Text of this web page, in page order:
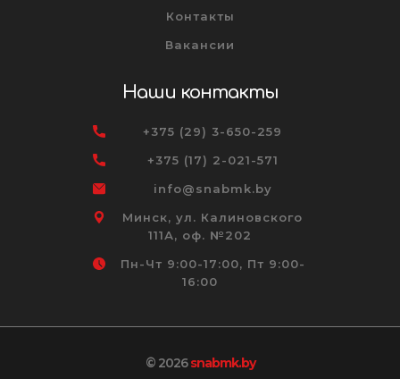
Контакты
Вакансии
Наши контакты
+375 (29) 3-650-259
+375 (17) 2-021-571
info@snabmk.by
Минск, ул. Калиновского
111А, оф. №202
Пн-Чт 9:00-17:00, Пт 9:00-
16:00
© 2026snabmk.by